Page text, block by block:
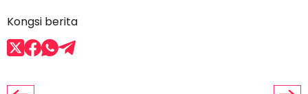
Kongsi berita